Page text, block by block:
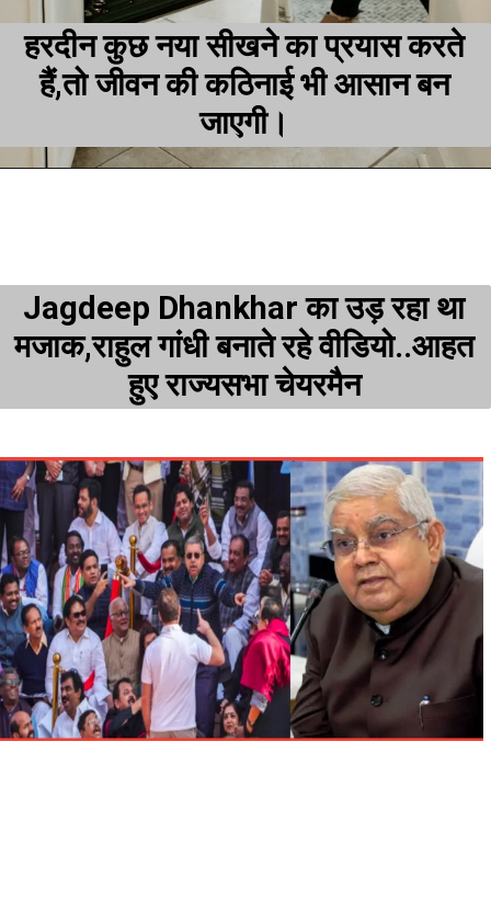
हरदीन कुछ नया सीखने का प्रयास करते
हैं,तो जीवन की कठिनाई भी आसान बन
जाएगी।
Jagdeep Dhankhar का उड़ रहा था
मजाक,राहुल गांधी बनाते रहे वीडियो..आहत
हुए राज्यसभा चेयरमैन